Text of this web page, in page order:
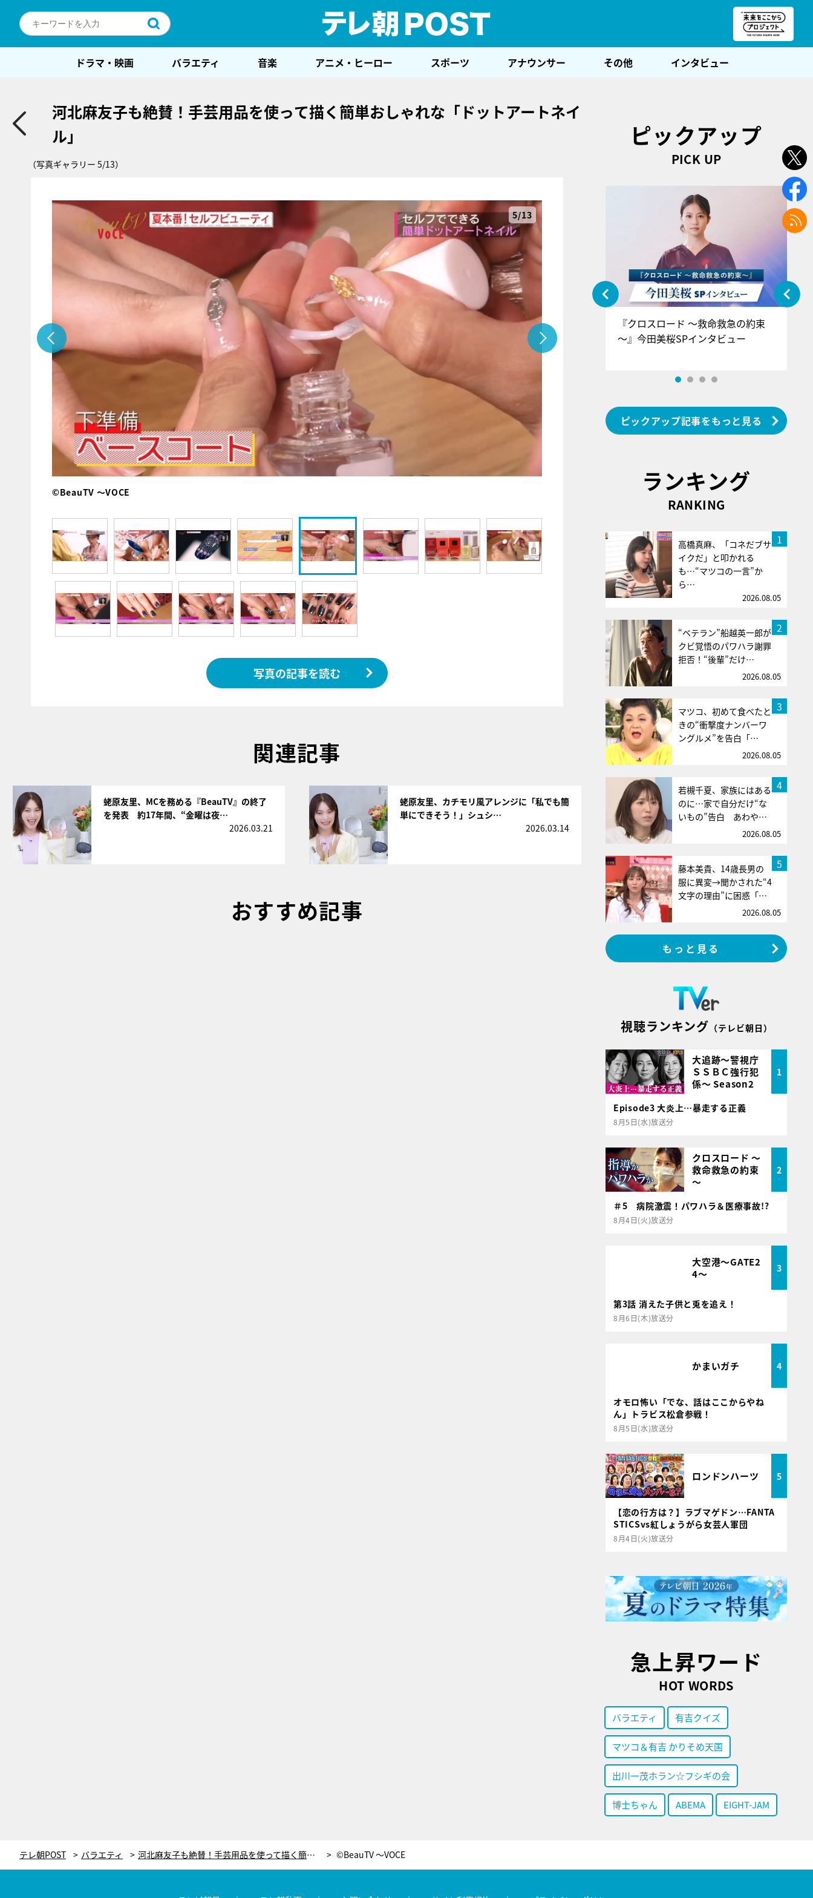
ドラマ・映画 バラエティ 音楽 アニメ・ヒーロー スポーツ アナウンサー その他 インタビュー
河北麻友子も絶賛！手芸用品を使って描く簡単おしゃれな「ドットアートネイ
ル」
（写真ギャラリー 5/13）
5/13
©BeauTV ～VOCE
写真の記事を読む
関連記事
蛯原友里、MCを務める『BeauTV』の終了
を発表 約17年間、“金曜は夜…
2026.03.21
蛯原友里、カチモリ風アレンジに「私でも簡
単にできそう！」シュシ…
2026.03.14
おすすめ記事
ピックアップ
PICK UP
『アイ＝ラブ！げーみんぐ』＝LOV
E齋藤樹愛羅＆佐々木舞香SPインタ
『クロスロード ～救命救急の約束
～』今田美桜SPインタビュー
ピックアップ記事をもっと見る
ランキング
RANKING
1
高橋真麻、「コネだブサ
イクだ」と叩かれる
も…“マツコの一言”か
ら…
2026.08.05
2
“ベテラン”船越英一郎が
クビ覚悟のパワハラ謝罪
拒否！“後輩”だけ…
2026.08.05
3
マツコ、初めて食べたと
きの“衝撃度ナンバーワ
ングルメ”を告白「…
2026.08.05
4
若槻千夏、家族にはある
のに…家で自分だけ“な
いもの”告白 あわや…
2026.08.05
5
藤本美貴、14歳長男の
服に異変→聞かされた“4
文字の理由”に困惑「…
2026.08.05
もっと見る
視聴ランキング （テレビ朝日）
大追跡～警視庁
ＳＳＢＣ強行犯
係～ Season2
1
Episode3 大炎上…暴走する正義
8月5日(水)放送分
クロスロード ～
救命救急の約束
～
2
＃5 病院激震！パワハラ＆医療事故!?
8月4日(火)放送分
大空港～GATE2
4～
3
第3話 消えた子供と兎を追え！
8月6日(木)放送分
かまいガチ 4
オモロ怖い「でな、話はここからやね
ん」トラビス松倉参戦！
8月5日(水)放送分
ロンドンハーツ 5
【恋の行方は？】ラブマゲドン…FANTA
STICSvs紅しょうがら女芸人軍団
8月4日(火)放送分
急上昇ワード
HOT WORDS
バラエティ 有吉クイズ
マツコ＆有吉 かりそめ天国
出川一茂ホラン☆フシギの会
博士ちゃん ABEMA EIGHT-JAM
テレ朝POST バラエティ 河北麻友子も絶賛！手芸用品を使って描く簡単おしゃれな「ドットアートネイル」 ©BeauTV ～VOCE